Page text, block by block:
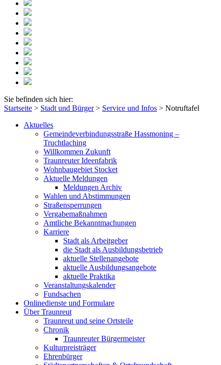
Sie befinden sich hier:
Startseite > Stadt und Bürger> Service und Infos > Notruftafel
Aktuelles
Gemeindeverbindungsstraße Hassmoning –
Truchtlaching
Willkommen Zukunft
Traunreuter Ideenfabrik
Wohnbaugebiet Stocket
Aktuelle Meldungen
Meldungen Archiv
Wahlen und Abstimmungen
Straßensperrungen
Vergabemaßnahmen
Amtliche Bekanntmachungen
Karriere
Stadt als Arbeitgeber
die Stadt als Ausbildungsbetrieb
aktuelle Stellenangebote
aktuelle Ausbildungsangebote
aktuelle Praktika
Veranstaltungskalender
Fundsachen
Onlinedienste und Formulare
Über Traunreut
Traunreut und seine Ortsteile
Chronik
Traunreuter Bürgermeister
Kulturpreisträger
Ehrenbürger